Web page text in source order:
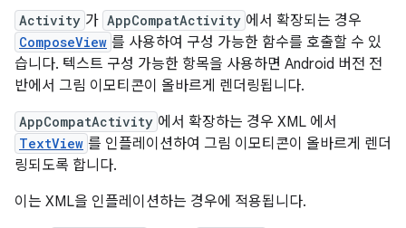
Activity 가 AppCompatActivity 에서 확장되는 경우
ComposeView 를 사용하여 구성 가능한 함수를 호출할 수 있
습니다. 텍스트 구성 가능한 항목을 사용하면 Android 버전 전
반에서 그림 이모티콘이 올바르게 렌더링됩니다.
AppCompatActivity 에서 확장하는 경우 XML 에서
TextView 를 인플레이션하여 그림 이모티콘이 올바르게 렌더
링되도록 합니다.
이는 XML을 인플레이션하는 경우에 적용됩니다.